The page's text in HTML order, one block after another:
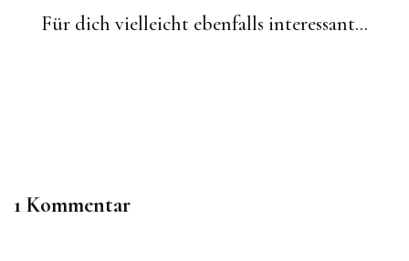
Für dich vielleicht ebenfalls interessant...
HäkelanleitungenHäkelprojekte
Photo-Tutorial: Eyes for Crochet Dolls
Autos häkeln
Freie Häkelanleitungen
1 Kommentar